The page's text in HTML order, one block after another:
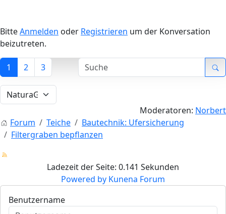
BitteAnmelden oder Registrieren um der Konversation
beizutreten.
1 2 3
Moderatoren: Norbert
Forum
Teiche
Bautechnik: Ufersicherung
Filtergraben bepflanzen
Ladezeit der Seite: 0.141 Sekunden
Powered by Kunena Forum
Benutzername